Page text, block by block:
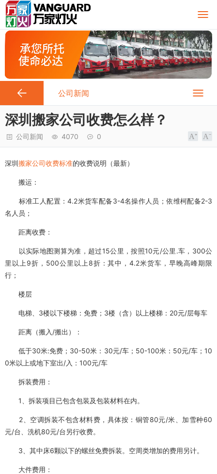
公司新闻
深圳搬家公司收费怎么样？
公司新闻 4070 0
深圳搬家公司收费标准的收费说明（最新）
搬运：
标准工人配置：4.2米货车配备3-4名操作人员；依维柯配备2-3
名人员；
距离收费：
以实际地图测算为准，超过15公里，按照10元/公里.车，300公
里以上9折，500公里以上8折：其中，4.2米货车，早晚高峰期限
行；
楼层
电梯、3楼以下楼梯：免费；3楼（含）以上楼梯：20元/层每车
距离（搬入/搬出）：
低于30米:免费；30-50米：30元/车；50-100米：50元/车；10
0米以上或地下室出/入：100元/车
拆装费用：
1、拆装项目已包含包装及包装材料在内。
2、空调拆装不包含材料费，具体按：铜管80元/米、加雪种60
元/台、洗机80元/台另行收费。
3、其中床6颗以下的螺丝免费拆装。空周类增加的费用另计。
大件费用：